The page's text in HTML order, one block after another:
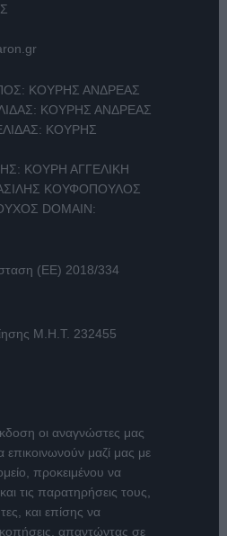
ΚΟΥΡΗΣ ΑΝΔΡΕΑΣ
ΚΟΥΡΗΣ ΑΝΔΡΕΑΣ
ΚΟΥΡΗΣ
ΚΟΥΡΗ ΑΓΓΕΛΙΚΗ
ΚΟΥΦΟΠΟΥΛΟΣ
DOMAIN:
(ΕΕ) 2018/334
Μ.Η.Τ. 232455
οι αναγνώστες μας
μαζί μας με
προκειμένου να
τις παρατηρήσεις τους,
και επίσης να
απαντώντας σε